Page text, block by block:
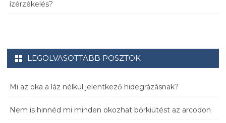
ízérzékelés?
LEGOLVASOTTABB POSZTOK
Mi az oka a láz nélkül jelentkező hidegrázásnak?
Nem is hinnéd mi minden okozhat bőrkiütést az arcodon